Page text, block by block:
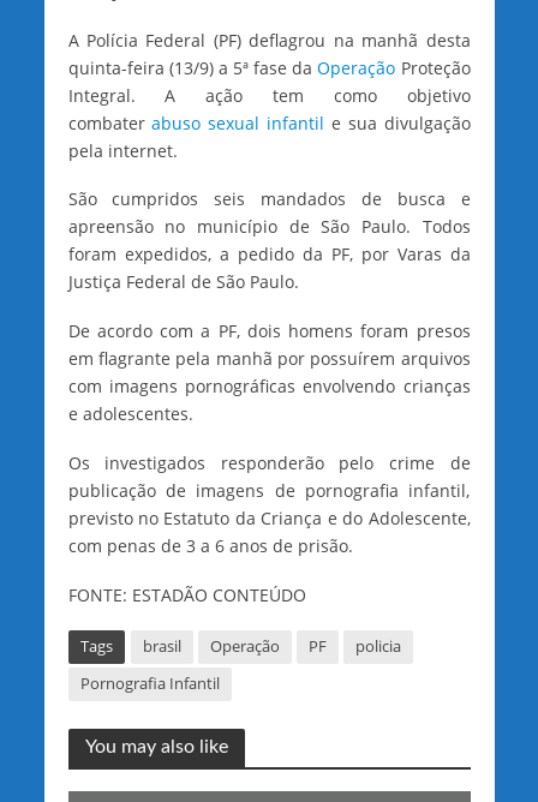
A Polícia Federal (PF) deflagrou na manhã desta
quinta-feira (13/9) a 5ª fase daOperação Proteção
Integral. A ação tem como objetivo
combaterabuso sexual infantil e sua divulgação
pela internet.
São cumpridos seis mandados de busca e
apreensão no município de São Paulo. Todos
foram expedidos, a pedido da PF, por Varas da
Justiça Federal de São Paulo.
De acordo com a PF, dois homens foram presos
em flagrante pela manhã por possuírem arquivos
com imagens pornográficas envolvendo crianças
e adolescentes.
Os investigados responderão pelo crime de
publicação de imagens de pornografia infantil,
previsto no Estatuto da Criança e do Adolescente,
com penas de 3 a 6 anos de prisão.
FONTE: ESTADÃO CONTEÚDO
Tags brasil Operação PF
policia
Pornografia Infantil
You may also like